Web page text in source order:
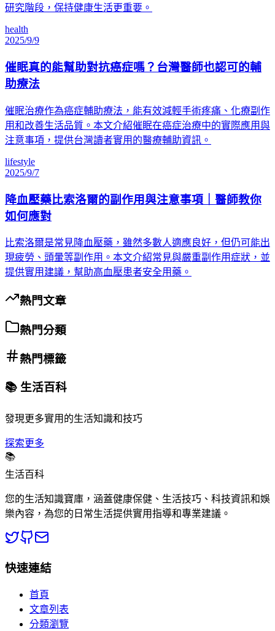
研究階段，保持健康生活更重要。
health
2025/9/9
催眠真的能幫助對抗癌症嗎？台灣醫師也認可的輔
助療法
催眠治療作為癌症輔助療法，能有效減輕手術疼痛、化療副作
用和改善生活品質。本文介紹催眠在癌症治療中的實際應用與
注意事項，提供台灣讀者實用的醫療輔助資訊。
lifestyle
2025/9/7
降血壓藥比索洛爾的副作用與注意事項｜醫師教你
如何應對
比索洛爾是常見降血壓藥，雖然多數人適應良好，但仍可能出
現疲勞、頭暈等副作用。本文介紹常見與嚴重副作用症狀，並
提供實用建議，幫助高血壓患者安全用藥。
熱門文章
熱門分類
熱門標籤
📚 生活百科
發現更多實用的生活知識和技巧
探索更多
📚
生活百科
您的生活知識寶庫，涵蓋健康保健、生活技巧、科技資訊和娛
樂內容，為您的日常生活提供實用指導和專業建議。
快速連結
首頁
文章列表
分類瀏覽